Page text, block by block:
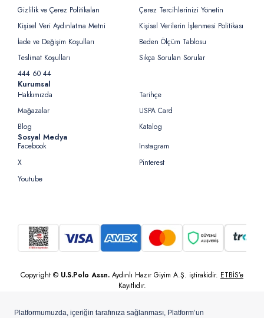
Gizlilik ve Çerez Politikaları
Çerez Tercihlerinizi Yönetin
Kişisel Veri Aydınlatma Metni
Kişisel Verilerin İşlenmesi Politikası
İade ve Değişim Koşulları
Beden Ölçüm Tablosu
Teslimat Koşulları
Sıkça Sorulan Sorular
444 60 44
Kurumsal
Hakkımızda
Tarihçe
Mağazalar
USPA Card
Blog
Katalog
Sosyal Medya
Facebook
Instagram
X
Pinterest
Youtube
Copyright © U.S.Polo Assn. Aydınlı Hazır Giyim A.Ş. iştirakidir. ETBİS’e
Kayıtlıdır.